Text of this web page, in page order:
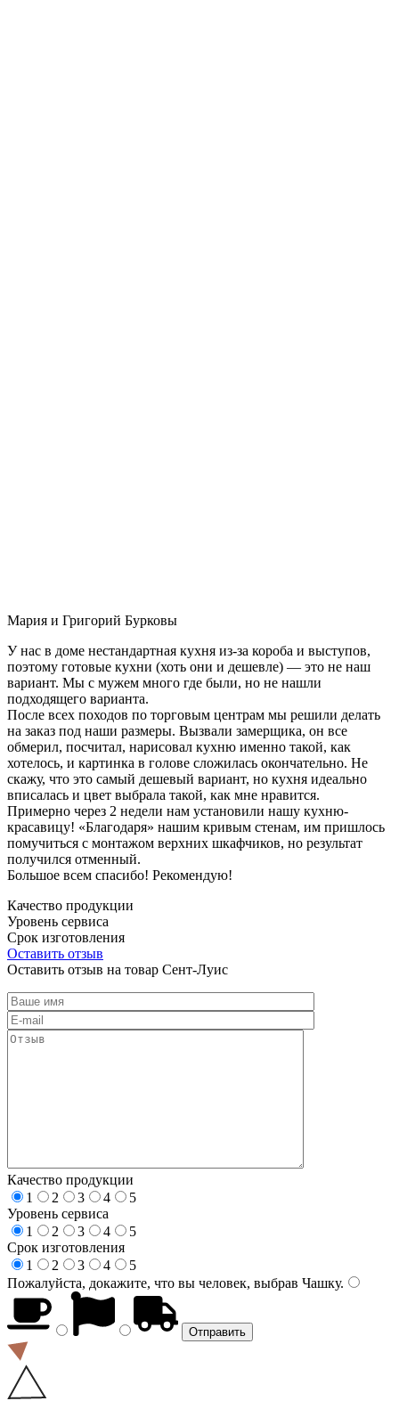
Мария и Григорий Бурковы
У нас в доме нестандартная кухня из-за короба и выступов,
поэтому готовые кухни (хоть они и дешевле) — это не наш
вариант. Мы с мужем много где были, но не нашли
подходящего варианта.
После всех походов по торговым центрам мы решили делать
на заказ под наши размеры. Вызвали замерщика, он все
обмерил, посчитал, нарисовал кухню именно такой, как
хотелось, и картинка в голове сложилась окончательно. Не
скажу, что это самый дешевый вариант, но кухня идеально
вписалась и цвет выбрала такой, как мне нравится.
Примерно через 2 недели нам установили нашу кухню-
красавицу! «Благодаря» нашим кривым стенам, им пришлось
помучиться с монтажом верхних шкафчиков, но результат
получился отменный.
Большое всем спасибо! Рекомендую!
Качество продукции
Уровень сервиса
Срок изготовления
Оставить отзыв
Оставить отзыв на товар Сент-Луис
Качество продукции
1
2 3 4
5
Уровень сервиса
1
2 3 4
5
Срок изготовления
1
2 3 4
5
Пожалуйста, докажите, что вы человек, выбрав Чашку.